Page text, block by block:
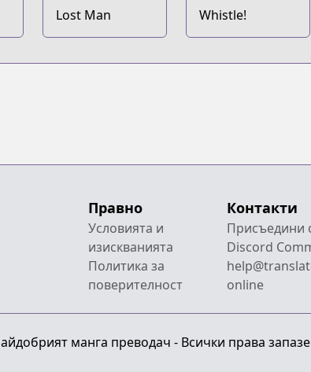
Lost Man Whistle!
Правно
Условията и
изискванията
Политика за
поверителност
Контакти
Присъедини
Discord
online
манга преводач - Всички права